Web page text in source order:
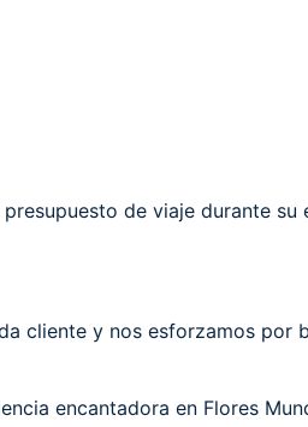
de viaje durante su
cliente y nos esforzamos por
encantadora en Flores